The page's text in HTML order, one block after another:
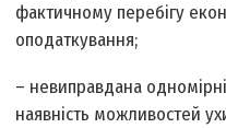
фактичному перебігу
оподаткування;
– невиправдана
наявність можливостей